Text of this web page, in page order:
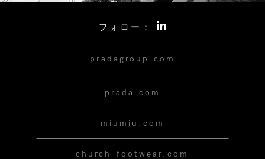
フォロー：
pradagroup.com
prada.com
miumiu.com
church-footwear.com